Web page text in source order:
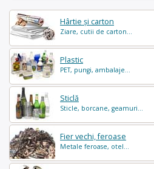
Hârtie și carton
Ziare, cutii de carton...
Plastic
PET, pungi, ambalaje...
Sticlă
Sticle, borcane, geamuri...
Fier vechi, feroase
Metale feroase, otel...